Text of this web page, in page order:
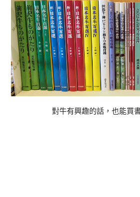
對牛有興趣的話，也能買